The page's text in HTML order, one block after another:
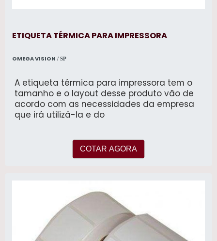
ETIQUETA TÉRMICA PARA IMPRESSORA
OMEGA VISION / SP
A etiqueta térmica para impressora tem o
tamanho e o layout desse produto vão de
acordo com as necessidades da empresa
que irá utilizá-la e do
COTAR AGORA